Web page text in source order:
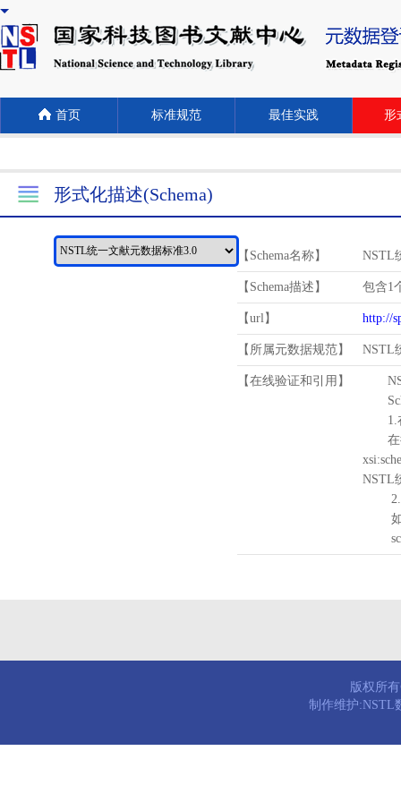
首页 标准规范 最佳实践 形
形式化描述(Schema)
【Schema名称】 NSTL
【Schema描述】 包含1
【url】 http://
【所属元数据规范】 NSTL
【在线验证和引用】
1.
在待
NSTL
2.
如需
版权所
制作维护:NSTL